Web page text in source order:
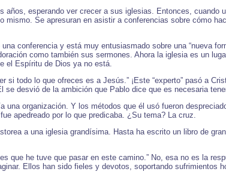
esperando ver crecer a sus iglesias. Entonces, cuando
Se apresuran en asistir a conferencias sobre cómo
conferencia y está muy entusiasmado sobre una “nueva
como también sus sermones. Ahora la iglesia es un
el Espíritu de Dios ya no está.
todo lo que ofreces es a Jesús.” ¡Este “experto” pasó a
desvió de la ambición que Pablo dice que es necesaria
organización. Y los métodos que él usó fueron
apedreado por lo que predicaba. ¿Su tema? La cruz.
a una iglesia grandísima. Hasta ha escrito un libro de
que he tuve que pasar en este camino.” No, esa no es la
Ellos han sido fieles y devotos, soportando sufrimientos